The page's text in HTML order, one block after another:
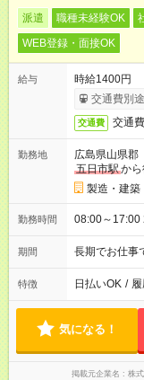
派遣 職種未経験OK
WEB登録・面接OK
給与
時給1400円
交通費別
交通費 交通
勤務地
広島県山県郡
五日市駅か
製造・建築
勤務時間 08:00～17:00
期間 長期でお仕事
特徴 日払いOK /
気になる！
掲載元企業名 株